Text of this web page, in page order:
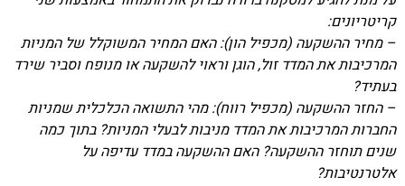
קריטריונים:
– מחיר ההשקעה (מכפיל הון): האם המחיר המשוקלל של המניות
המרכיבות את המדד זול, הוגן וראוי להשקעה או מנופח וסביר שירד
בעתיד?
– החזר ההשקעה (מכפיל רווח): מהי התשואה הכלכלית שמניות
החברות המרכיבות את המדד מניבות לבעלי המניות? בתוך כמה
שנים תוחזר ההשקעה? האם ההשקעה במדד עדיפה על
אלטרנטיבות?